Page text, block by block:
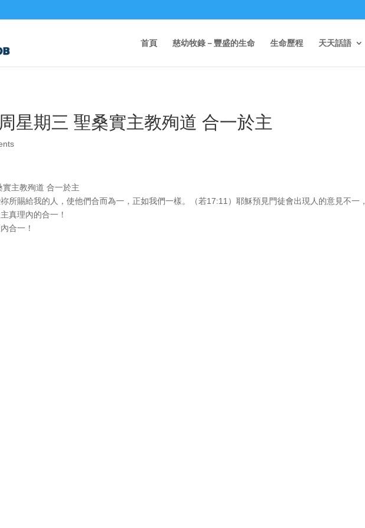
首頁 慈幼牧錄－豐盛的生命 生命歷程 天天話語
星期三 聖桑實主教殉道 合一於主
主教殉道 合一於主
所賜給我的人，使他們合而為一，正如我們一樣。（若17:11）耶穌預見門徒會出現人的意見不一，
真理內的合一！
合一！